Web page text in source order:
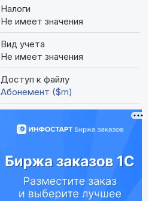
Налоги
Не имеет значения
Вид учета
Не имеет значения
Доступ к файлу
Абонемент ($m)